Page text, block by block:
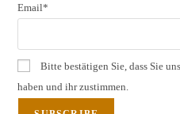
Email*
Bitte bestätigen Sie, dass Sie
haben und ihr zustimmen.